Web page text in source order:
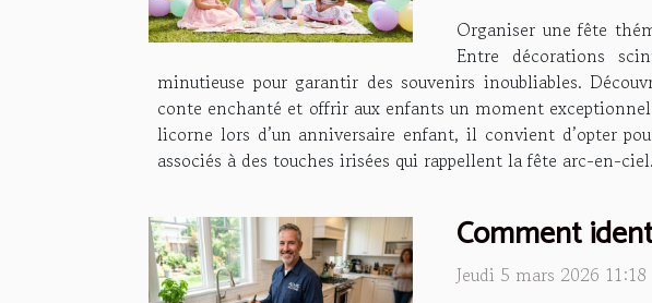
Organiser une fête
Entre décorations
minutieuse pour garantir des souvenirs inoubliables.
conte enchanté et offrir aux enfants un moment
licorne lors d’un anniversaire enfant, il convient d’opter
associés à des touches irisées qui rappellent la fête arc-en-
Comment
Jeudi 5 mars 2026 11:18